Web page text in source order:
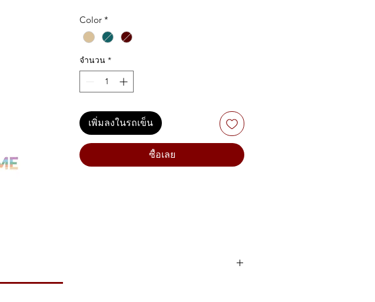
Color *
จำนวน *
เพิ่มลงในรถเข็น
ซื้อเลย